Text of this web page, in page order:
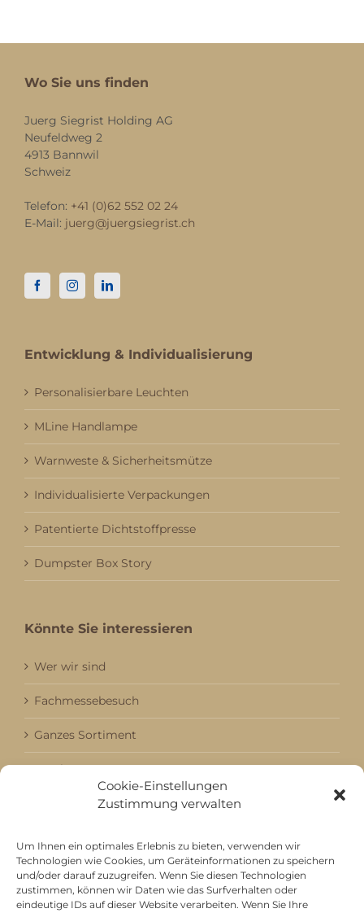
Cookie-Einstellungen
Zustimmung verwalten
Um Ihnen ein optimales Erlebnis zu bieten, verwenden wir
Technologien wie Cookies, um Geräteinformationen zu speichern
und/oder darauf zuzugreifen. Wenn Sie diesen Technologien
zustimmen, können wir Daten wie das Surfverhalten oder
eindeutige IDs auf dieser Website verarbeiten. Wenn Sie Ihre
Wo Sie uns finden
Juerg Siegrist Holding AG
Neufeldweg 2
4913 Bannwil
Schweiz
Telefon: +41 (0)62 552 02 24
E-Mail: juerg@juergsiegrist.ch
Entwicklung & Individualisierung
Personalisierbare Leuchten
MLine Handlampe
Warnweste & Sicherheitsmütze
Individualisierte Verpackungen
Patentierte Dichtstoffpresse
Dumpster Box Story
Könnte Sie interessieren
Wer wir sind
Fachmessebesuch
Ganzes Sortiment
Kataloge
Aktuell / Saison
Mitgliedschaft bei